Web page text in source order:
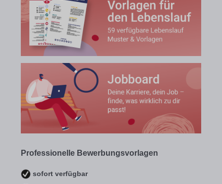
Professionelle Bewerbungsvorlagen
sofort verfügbar